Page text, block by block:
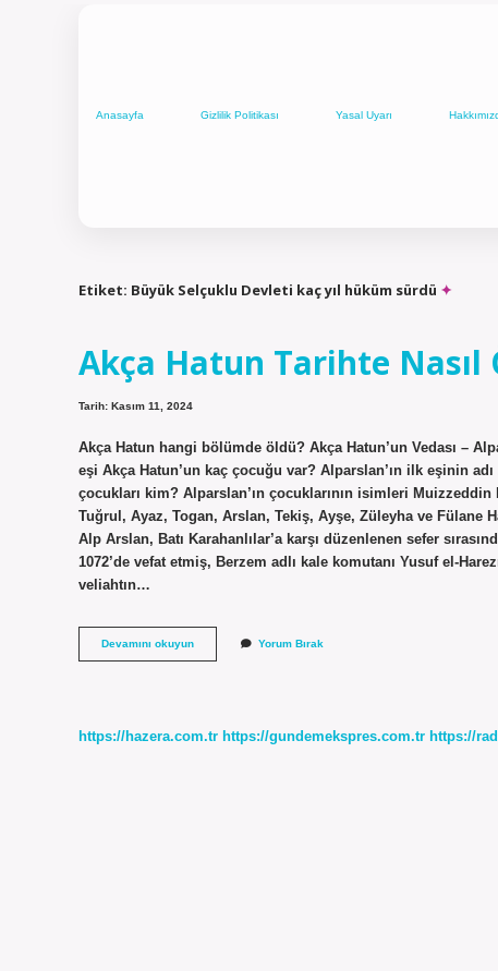
Anasayfa Gizlilik Politikası Yasal Uyarı
Etiket: Büyük Selçuklu Devleti kaç yıl hüküm sürdü
Akça Hatun Tarihte Nasıl
Tarih: Kasım 11, 2024
Akça Hatun hangi bölümde öldü? Akça Hatun’un Vedası –
eşi Akça Hatun’un kaç çocuğu var? Alparslan’ın ilk eşinin
çocukları kim? Alparslan’ın çocuklarının isimleri
Tuğrul, Ayaz, Togan, Arslan, Tekiş, Ayşe, Züleyha ve Fülane
Alp Arslan, Batı Karahanlılar’a karşı düzenlenen sefer
1072’de vefat etmiş, Berzem adlı kale komutanı Yusuf el-
veliahtın…
Devamını okuyunAkça
Hatun
Yorum Bırak
https://hazera.com.tr https://gundemekspres.com.tr https://